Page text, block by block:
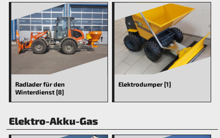
Radlader für den
Winterdienst [8]
Elektrodumper [1]
Elektro-Akku-Gas